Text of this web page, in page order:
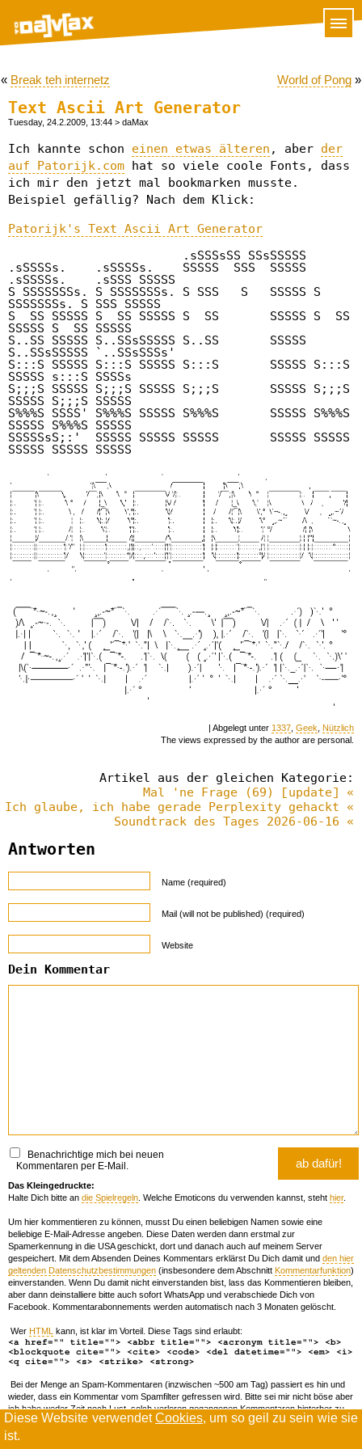
Diese Website verwendetCookies, um so geil zu sein wie sie
ist.
« Break teh internetz World of Pong »
Text Ascii Art Generator
Tuesday, 24.2.2009, 13:44 > daMax
Ich kannte schon einen etwas älteren , aber der
auf Patorijk.com hat so viele coole Fonts, dass
ich mir den jetzt mal bookmarken musste.
Beispiel gefällig? Nach dem Klick:
Patorijk's Text Ascii Art Generator
.sSSSSs.    .sSSSSs.    SSSSS  SSS  SSSSS
.sSSSSs.    .sSSS SSSSS
S SSSSSSSs. S SSSSSSSs. S SSS   S   SSSSS S
SSSSSSSs. S SSS SSSSS
S  SS SSSSS S  SS SSSSS S  SS       SSSSS S  SS
SSSSS S  SS SSSSS
S..SS SSSSS S..SSsSSSSS S..SS       SSSSS
S..SSsSSSSS `..SSsSSSs'
S:::S SSSSS S:::S SSSSS S:::S       SSSSS S:::S
SSSSS s:::S SSSSs
S;;;S SSSSS S;;;S SSSSS S;;;S       SSSSS S;;;S
SSSSS S;;;S SSSSS
S%%%S SSSS' S%%%S SSSSS S%%%S       SSSSS S%%%S
SSSSS S%%%S SSSSS
SSSSSsS;:'  SSSSS SSSSS SSSSS       SSSSS SSSSS
| Abgelegt unter 1337 Geek Nützlich
The views expressed by the author are personal.
Artikel aus der gleichen Kategorie:
Mal 'ne Frage (69) [update] «
Ich glaube, ich habe gerade Perplexity gehackt «
Soundtrack des Tages 2026-06-16 «
Antworten
Name (required)
Mail (will not be published) (required)
Website
Dein Kommentar
Benachrichtige mich bei neuen
Kommentaren per E-Mail.
Das Kleingedruckte:
Halte Dich bitte an die Spielregeln . Welche Emoticons du verwenden kannst, steht hier.
Um hier kommentieren zu können, musst Du einen beliebigen Namen sowie eine
beliebige E-Mail-Adresse angeben. Diese Daten werden dann erstmal zur
Spamerkennung in die USA geschickt, dort und danach auch auf meinem Server
gespeichert. Mit dem Absenden Deines Kommentars erklärst Du Dich damit und den hier
geltenden Datenschutzbestimmungen (insbesondere dem Abschnitt Kommentarfunktion)
einverstanden. Wenn Du damit nicht einverstanden bist, lass das Kommentieren bleiben,
aber dann deinstalliere bitte auch sofort WhatsApp und verabschiede Dich von
Facebook. Kommentarabonnements werden automatisch nach 3 Monaten gelöscht.
Wer HTML kann, ist klar im Vorteil. Diese Tags sind erlaubt:
<a href="" title=""> <abbr title=""> <acronym title=""> <b>
<blockquote cite=""> <cite> <code> <del datetime=""> <em> <i>
<q cite=""> <s> <strike> <strong>
Bei der Menge an Spam-Kommentaren (inzwischen ~500 am Tag) passiert es hin und
wieder, dass ein Kommentar vom Spamfilter gefressen wird. Bitte sei mir nicht böse aber
ich habe weder Zeit noch Lust, solch verloren gegangenen Kommentaren hinterher zu
forschen. Wenn das öfters passiert, schreib' mir 'ne Mail damit ich dich whitelisten kann.